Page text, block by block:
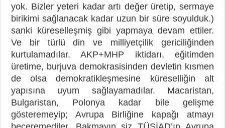
yok. Bizler yeteri kadar artı değer üretip, sermaye
birikimi sağlanacak kadar uzun bir süre soyulduk.)
sanki küreselleşmiş gibi yapmaya devam ettiler.
Ve bir türlü din ve milliyetçilik gericiliğinden
kurtulamadılar. AKP+MHP iktidarı, eğitimden
üretime, burjuva demokrasisinden devletin kısmen
de olsa demokratikleşmesine küreselliğin alt
yapısına uyum sağlayamadılar. Macaristan,
Bulgaristan, Polonya kadar bile gelişme
gösteremeyip; Avrupa Birliğine kapağı atmayı